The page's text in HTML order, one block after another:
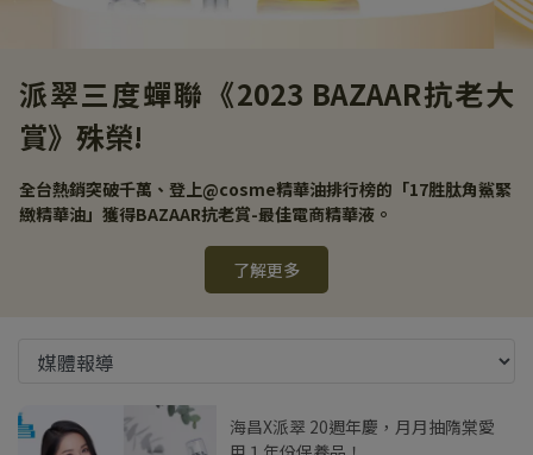
派翠三度蟬聯《2023 BAZAAR抗老大
賞》殊榮!
全台熱銷突破千萬、登上@cosme精華油排行榜的「17胜肽角鯊緊
緻精華油」獲得BAZAAR抗老賞-最佳電商精華液。
了解更多
海昌X派翠 20週年慶，月月抽隋棠愛